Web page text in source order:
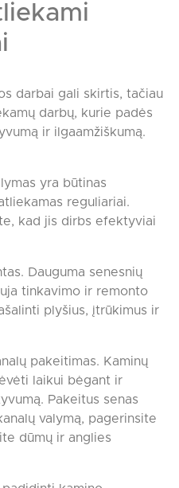
darbai gali skirtis, tačiau
darbų, kurie padės
ir ilgaamžiškumą.
yra būtinas
reguliariai.
kad jis dirbs efektyviai
Dauguma senesnių
tinkavimo ir remonto
plyšius, įtrūkimus ir
pakeitimas. Kaminų
laikui bėgant ir
Pakeitus senas
valymą, pagerinsite
dūmų ir anglies